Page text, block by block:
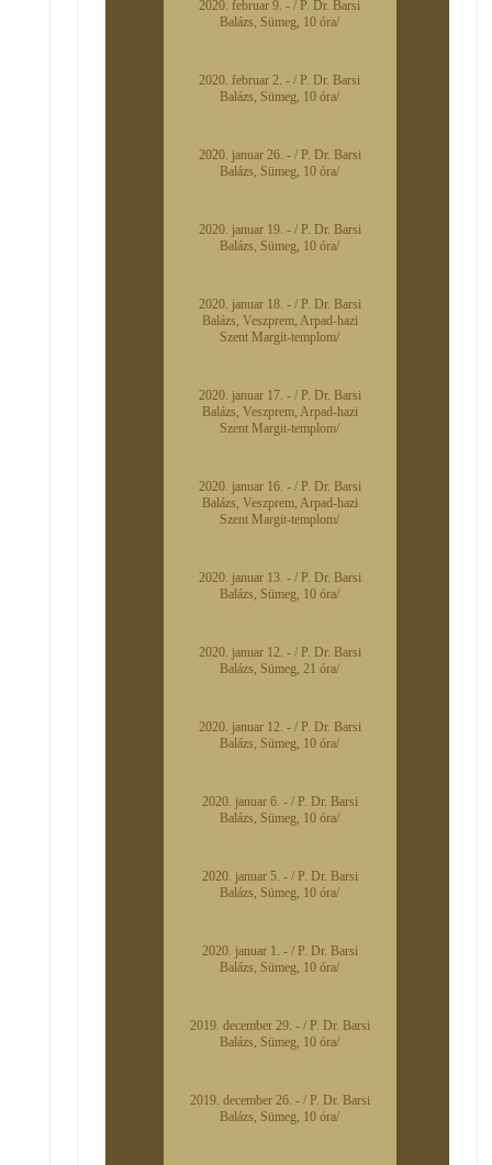
2020. februar 9. - / P. Dr. Barsi
Balázs, Sümeg, 10 óra/
2020. februar 2. - / P. Dr. Barsi
Balázs, Sümeg, 10 óra/
2020. januar 26. - / P. Dr. Barsi
Balázs, Sümeg, 10 óra/
2020. januar 19. - / P. Dr. Barsi
Balázs, Sümeg, 10 óra/
2020. januar 18. - / P. Dr. Barsi
Balázs, Veszprem, Arpad-hazi
Szent Margit-templom/
2020. januar 17. - / P. Dr. Barsi
Balázs, Veszprem, Arpad-hazi
Szent Margit-templom/
2020. januar 16. - / P. Dr. Barsi
Balázs, Veszprem, Arpad-hazi
Szent Margit-templom/
2020. januar 13. - / P. Dr. Barsi
Balázs, Sümeg, 10 óra/
2020. januar 12. - / P. Dr. Barsi
Balázs, Sümeg, 21 óra/
2020. januar 12. - / P. Dr. Barsi
Balázs, Sümeg, 10 óra/
2020. januar 6. - / P. Dr. Barsi
Balázs, Sümeg, 10 óra/
2020. januar 5. - / P. Dr. Barsi
Balázs, Sümeg, 10 óra/
2020. januar 1. - / P. Dr. Barsi
Balázs, Sümeg, 10 óra/
2019. december 29. - / P. Dr. Barsi
Balázs, Sümeg, 10 óra/
2019. december 26. - / P. Dr. Barsi
Balázs, Sümeg, 10 óra/